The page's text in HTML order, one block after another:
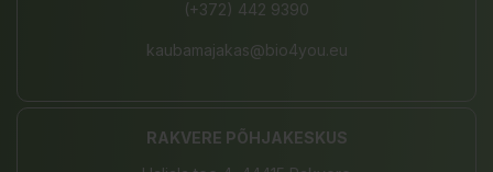
(+372) 442 9390
kaubamajakas@bio4you.eu
RAKVERE PÕHJAKESKUS